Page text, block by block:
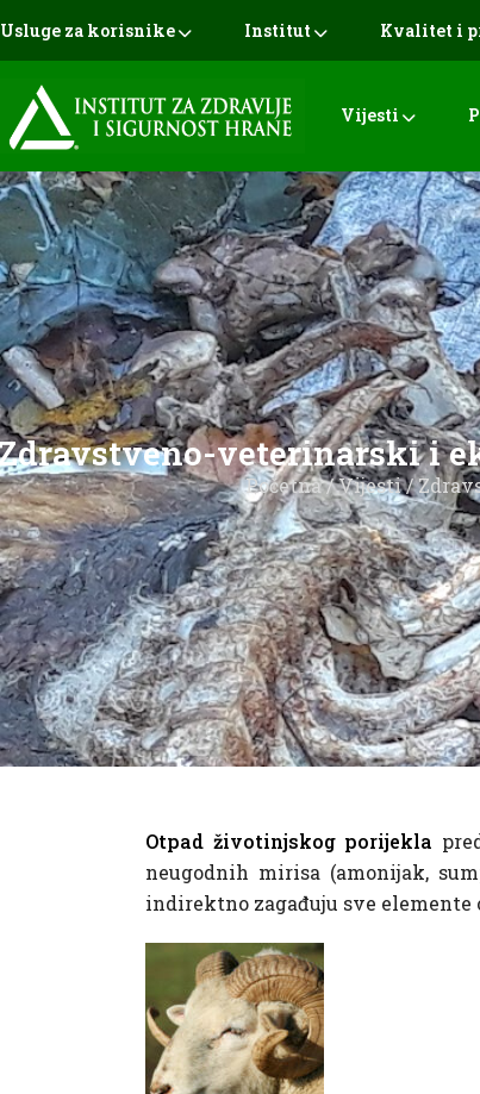
Usluge za korisnike Institut Kvalitet i
Vijesti
veterinarski i
Početna/Vijesti/
Otpad životinjskog porijekla
neugodnih mirisa (amonijak,
indirektno zagađuju sve elemente